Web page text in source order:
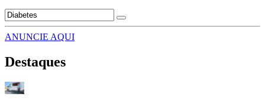
ANUNCIE AQUI
Destaques